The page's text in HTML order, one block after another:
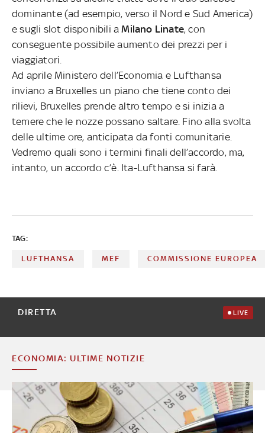
dominante (ad esempio, verso il Nord e Sud America)
e sugli slot disponibili aMilano Linate, con
conseguente possibile aumento dei prezzi per i
viaggiatori.
Ad aprile Ministero dell’Economia e Lufthansa
inviano a Bruxelles un piano che tiene conto dei
rilievi, Bruxelles prende altro tempo e si inizia a
temere che le nozze possano saltare. Fino alla svolta
delle ultime ore, anticipata da fonti comunitarie.
Vedremo quali sono i termini finali dell’accordo, ma,
intanto, un accordo c’è. Ita-Lufthansa si farà.
TAG:
LUFTHANSA MEF COMMISSIONE EUROPEA
DIRETTA LIVE
ECONOMIA: ULTIME NOTIZIE